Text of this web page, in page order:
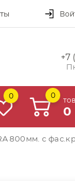
+7
0 0
0
800мм. с